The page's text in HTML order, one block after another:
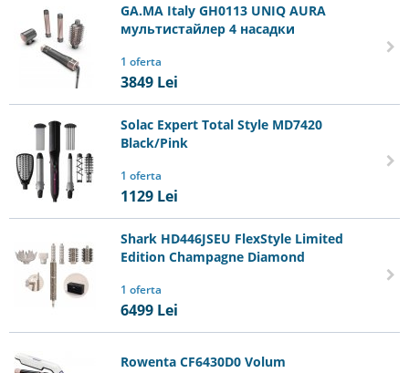
GA.MA Italy GH0113 UNIQ AURA
мультистайлер 4 насадки
1 oferta
3849 Lei
Solac Expert Total Style MD7420
Black/Pink
1 oferta
1129 Lei
Shark HD446JSEU FlexStyle Limited
Edition Champagne Diamond
1 oferta
6499 Lei
Rowenta CF6430D0 Volum